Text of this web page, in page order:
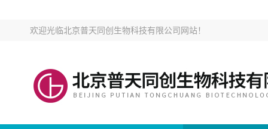
欢迎光临北京普天同创生物科技有限公司网站！